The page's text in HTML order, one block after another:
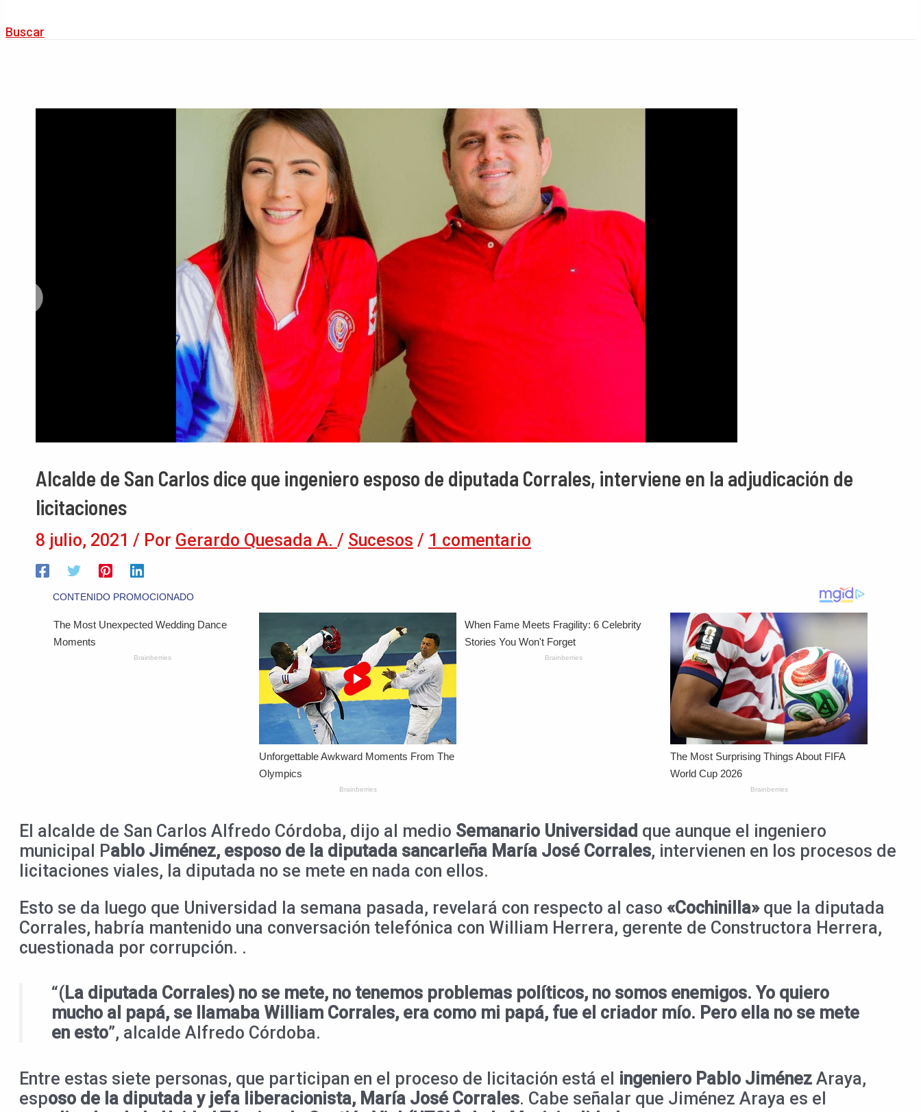
Buscar
Alcalde de San Carlos dice que ingeniero esposo de diputada Corrales, interviene en la adjudicación de
licitaciones
8 julio, 2021 / Por Gerardo Quesada A. / Sucesos / 1 comentario
El alcalde de San Carlos Alfredo Córdoba, dijo al medio Semanario Universidad que aunque el ingeniero
municipal Pablo Jiménez, esposo de la diputada sancarleña María José Corrales, intervienen en los procesos de
licitaciones viales, la diputada no se mete en nada con ellos.
Esto se da luego que Universidad la semana pasada, revelará con respecto al caso «Cochinilla»que la diputada
Corrales, habría mantenido una conversación telefónica con William Herrera, gerente de Constructora Herrera,
cuestionada por corrupción. .
“(La diputada Corrales) no se mete, no tenemos problemas políticos, no somos enemigos. Yo quiero
mucho al papá, se llamaba William Corrales, era como mi papá, fue el criador mío. Pero ella no se mete
en esto”, alcalde Alfredo Córdoba.
Entre estas siete personas, que participan en el proceso de licitación está el ingeniero Pablo Jiménez Araya,
esposo de la diputada y jefa liberacionista, María José Corrales. Cabe señalar que Jiménez Araya es el